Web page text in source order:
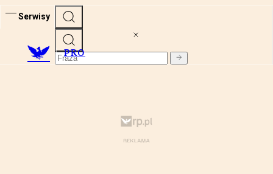
Serwisy
PRO